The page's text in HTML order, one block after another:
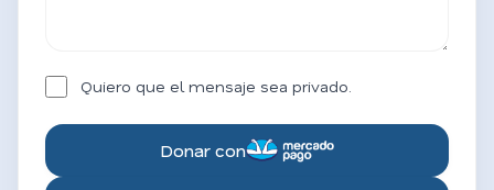
Quiero que el mensaje sea privado.
Donar con